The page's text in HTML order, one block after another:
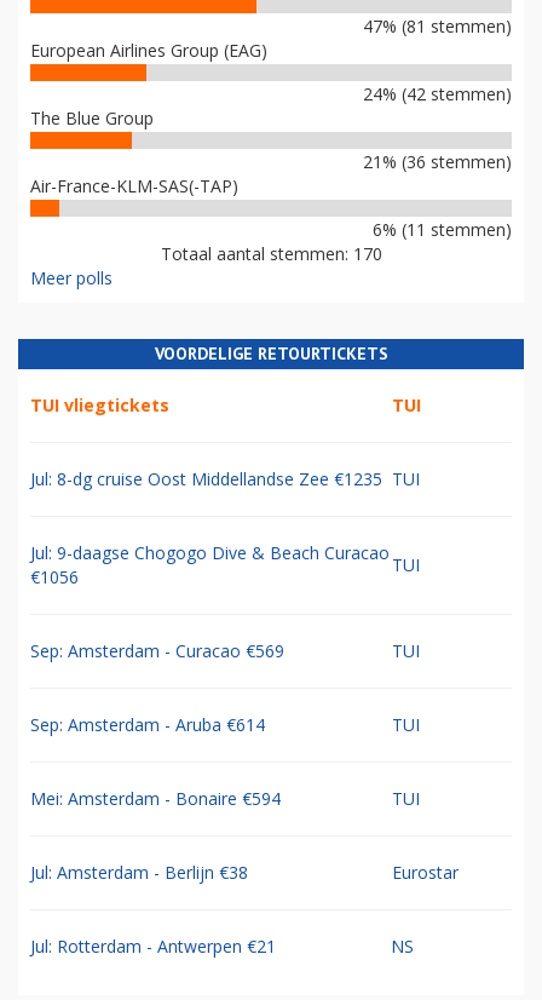
47% (81 stemmen)
European Airlines Group (EAG)
24% (42 stemmen)
The Blue Group
21% (36 stemmen)
Air-France-KLM-SAS(-TAP)
6% (11 stemmen)
Totaal aantal stemmen: 170
Meer polls
VOORDELIGE RETOURTICKETS
TUI vliegtickets TUI
Jul: 8-dg cruise Oost Middellandse Zee €1235 TUI
Jul: 9-daagse Chogogo Dive & Beach Curacao
€1056
TUI
Sep: Amsterdam - Curacao €569 TUI
Sep: Amsterdam - Aruba €614 TUI
Mei: Amsterdam - Bonaire €594 TUI
Jul: Amsterdam - Berlijn €38 Eurostar
Jul: Rotterdam - Antwerpen €21 NS